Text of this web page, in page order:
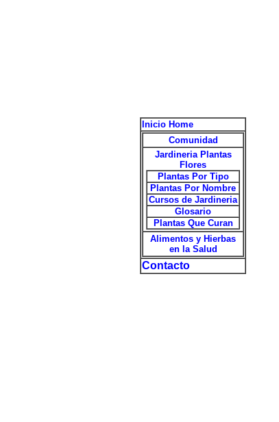
Inicio Home
Comunidad
Jardineria Plantas
Flores
Plantas Por Tipo
Plantas Por Nombre
Cursos de Jardineria
Glosario
Plantas Que Curan
Alimentos y Hierbas
en la Salud
Contacto